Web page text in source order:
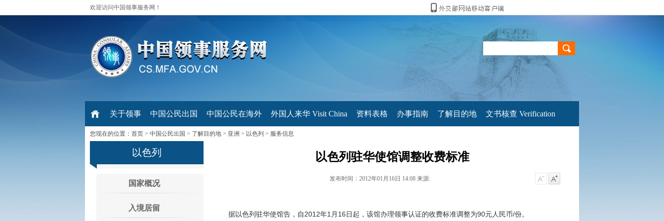
欢迎访问中国领事服务网！
关于领事 中国公民出国 中国公民在海外 外国人来华 Visit China 资料表格 办事指南 了解目的地 文书核查 Verification
您现在的位置： 首页 > 中国公民出国 > 了解目的地 > 亚洲 > 以色列 > 服务信息
以色列
国家概况
入境居留
以色列驻华使馆调整收费标准
发布时间：2012年01月16日 14:08 来源:
据以色列驻华使馆告，自2012年1月16日起，该馆办理领事认证的收费标准调整为90元人民币/份。